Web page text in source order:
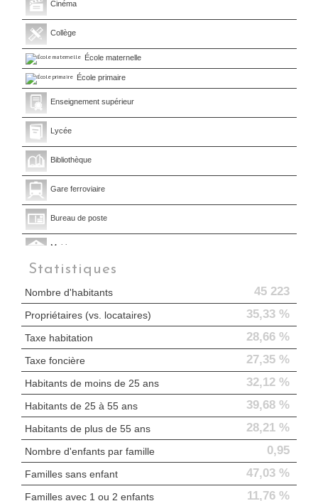
Cinéma
Collège
École maternelle
École primaire
Enseignement supérieur
Lycée
Bibliothèque
Gare ferroviaire
Bureau de poste
Mairie
Presse et Tabac
Statistiques
Nombre d'habitants 45 223
Propriétaires (vs. locataires) 35,33 %
Taxe habitation 28,66 %
Taxe foncière 27,35 %
Habitants de moins de 25 ans 32,12 %
Habitants de 25 à 55 ans 39,68 %
Habitants de plus de 55 ans 28,21 %
Nombre d'enfants par famille 0,95
Familles sans enfant 47,03 %
Familles avec 1 ou 2 enfants 11,76 %